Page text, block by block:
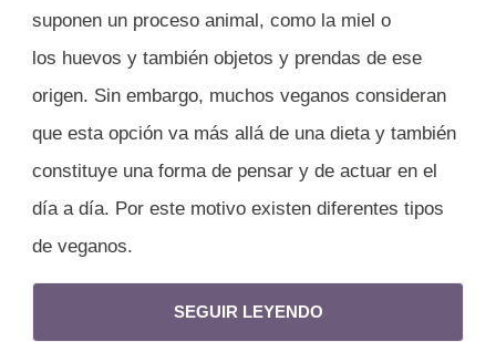
suponen un proceso animal, como la miel o
los huevos y también objetos y prendas de ese
origen. Sin embargo, muchos veganos consideran
que esta opción va más allá de una dieta y también
constituye una forma de pensar y de actuar en el
día a día. Por este motivo existen diferentes tipos
de veganos.
SEGUIR LEYENDO